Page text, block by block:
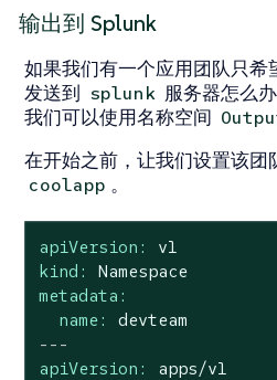
输出到 Splunk
如果我们有一个应用团队只
发送到 splunk 服务器怎么
我们可以使用名称空间
在开始之前，让我们设置该团
coolapp 。
apiVersion:
v1
kind:
Namespace
metadata:
name:
devteam
---
apiVersion:
apps/v1